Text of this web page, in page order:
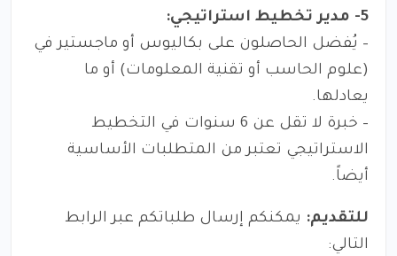
5- مدير تخطيط استراتيجي:
– يُفضل الحاصلون على بكاليوس أو ماجستير في
(علوم الحاسب أو تقنية المعلومات) أو ما
يعادلها.
– خبرة لا تقل عن 6 سنوات في التخطيط
الاستراتيجي تعتبر من المتطلبات الأساسية
أيضاً.
للتقديم: يمكنكم إرسال طلباتكم عبر الرابط
التالي: